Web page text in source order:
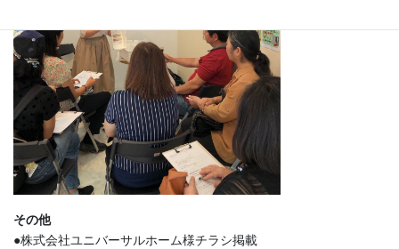
その他
●株式会社ユニバーサルホーム様チラシ掲載